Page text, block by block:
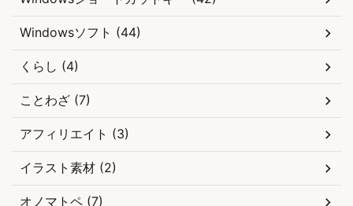
Windowsソフト (44)
くらし (4)
ことわざ (7)
アフィリエイト (3)
イラスト素材 (2)
オノマトペ (7)